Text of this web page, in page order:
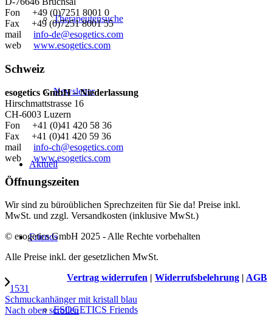
Therapeutensuche
Newsletter
Aktuell
Friends
ESOGETICS Friends
Fon +49 (0)7251 8001 0
Fax +49 (0)7251 8001 55
mail info-de@esogetics.com
web www.esogetics.com
Schweiz
esogetics GmbH – Niederlassung
Hirschmattstrasse 16
CH-6003 Luzern
Fon +41 (0)41 420 58 36
Fax +41 (0)41 420 59 36
mail info-ch@esogetics.com
web www.esogetics.com
Öffnungszeiten
Wir sind zu büroüblichen Sprechzeiten für Sie da! Preise inkl.
MwSt. und zzgl. Versandkosten (inklusive MwSt.)
© esogetics GmbH 2025 - Alle Rechte vorbehalten
Alle Preise inkl. der gesetzlichen MwSt.
Vertrag widerrufen | Widerrufsbelehrung | AGB
1531
Schmuckanhänger mit kristall blau
Nach oben scrollen